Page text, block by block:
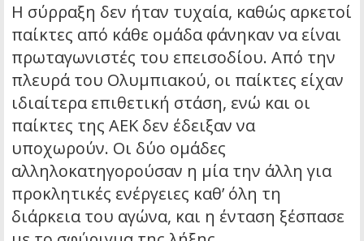
Η σύρραξη δεν ήταν τυχαία, καθώς αρκετοί
παίκτες από κάθε ομάδα φάνηκαν να είναι
πρωταγωνιστές του επεισοδίου. Από την
πλευρά του Ολυμπιακού, οι παίκτες είχαν
ιδιαίτερα επιθετική στάση, ενώ και οι
παίκτες της ΑΕΚ δεν έδειξαν να
υποχωρούν. Οι δύο ομάδες
αλληλοκατηγορούσαν η μία την άλλη για
προκλητικές ενέργειες καθ’ όλη τη
διάρκεια του αγώνα, και η ένταση ξέσπασε